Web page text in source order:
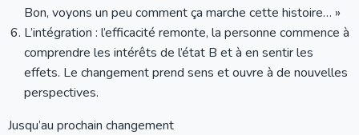
Bon, voyons un peu comment ça marche cette histoire… »
L’intégration : l’efficacité remonte, la personne commence à
comprendre les intérêts de l’état B et à en sentir les
effets. Le changement prend sens et ouvre à de nouvelles
perspectives.
Jusqu’au prochain changement